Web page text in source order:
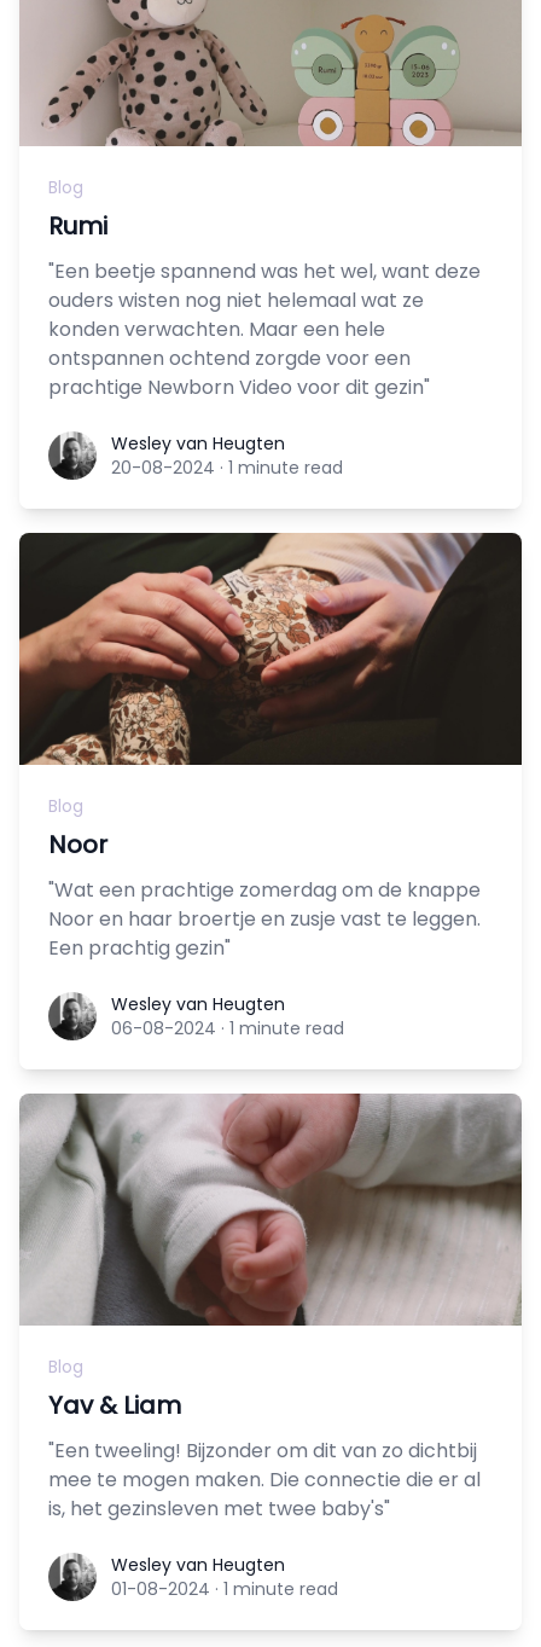
Blog
Rumi
"Een beetje spannend was het wel, want deze
ouders wisten nog niet helemaal wat ze
konden verwachten. Maar een hele
ontspannen ochtend zorgde voor een
prachtige Newborn Video voor dit gezin"
Wesley van Heugten
Wesley van Heugten
20-08-2024 · 1 minute read
Blog
Noor
"Wat een prachtige zomerdag om de knappe
Noor en haar broertje en zusje vast te leggen.
Een prachtig gezin"
Wesley van Heugten
Wesley van Heugten
06-08-2024 · 1 minute read
Blog
Yav & Liam
"Een tweeling! Bijzonder om dit van zo dichtbij
mee te mogen maken. Die connectie die er al
is, het gezinsleven met twee baby's"
Wesley van Heugten
Wesley van Heugten
01-08-2024 · 1 minute read